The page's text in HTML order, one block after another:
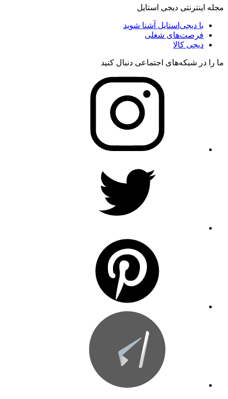
مجله اینترنتی دیجی استایل
با دیجی‌استایل آشنا شوید
فرصت‌های شغلی
دیجی کالا
ما را در شبکه‌های اجتماعی دنبال کنید